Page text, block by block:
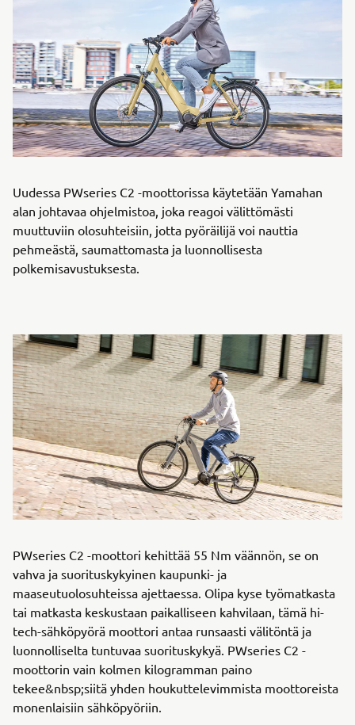
Uudessa PWseries C2 -moottorissa käytetään Yamahan
alan johtavaa ohjelmistoa, joka reagoi välittömästi
muuttuviin olosuhteisiin, jotta pyöräilijä voi nauttia
pehmeästä, saumattomasta ja luonnollisesta
polkemisavustuksesta.
PWseries C2 -moottori kehittää 55 Nm väännön, se on
vahva ja suorituskykyinen kaupunki- ja
maaseutuolosuhteissa ajettaessa. Olipa kyse työmatkasta
tai matkasta keskustaan paikalliseen kahvilaan, tämä hi-
tech-sähköpyörä moottori antaa runsaasti välitöntä ja
luonnolliselta tuntuvaa suorituskykyä. PWseries C2 -
moottorin vain kolmen kilogramman paino
tekee&nbsp;siitä yhden houkuttelevimmista moottoreista
monenlaisiin sähköpyöriin.